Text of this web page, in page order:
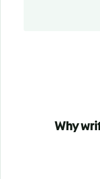
Why